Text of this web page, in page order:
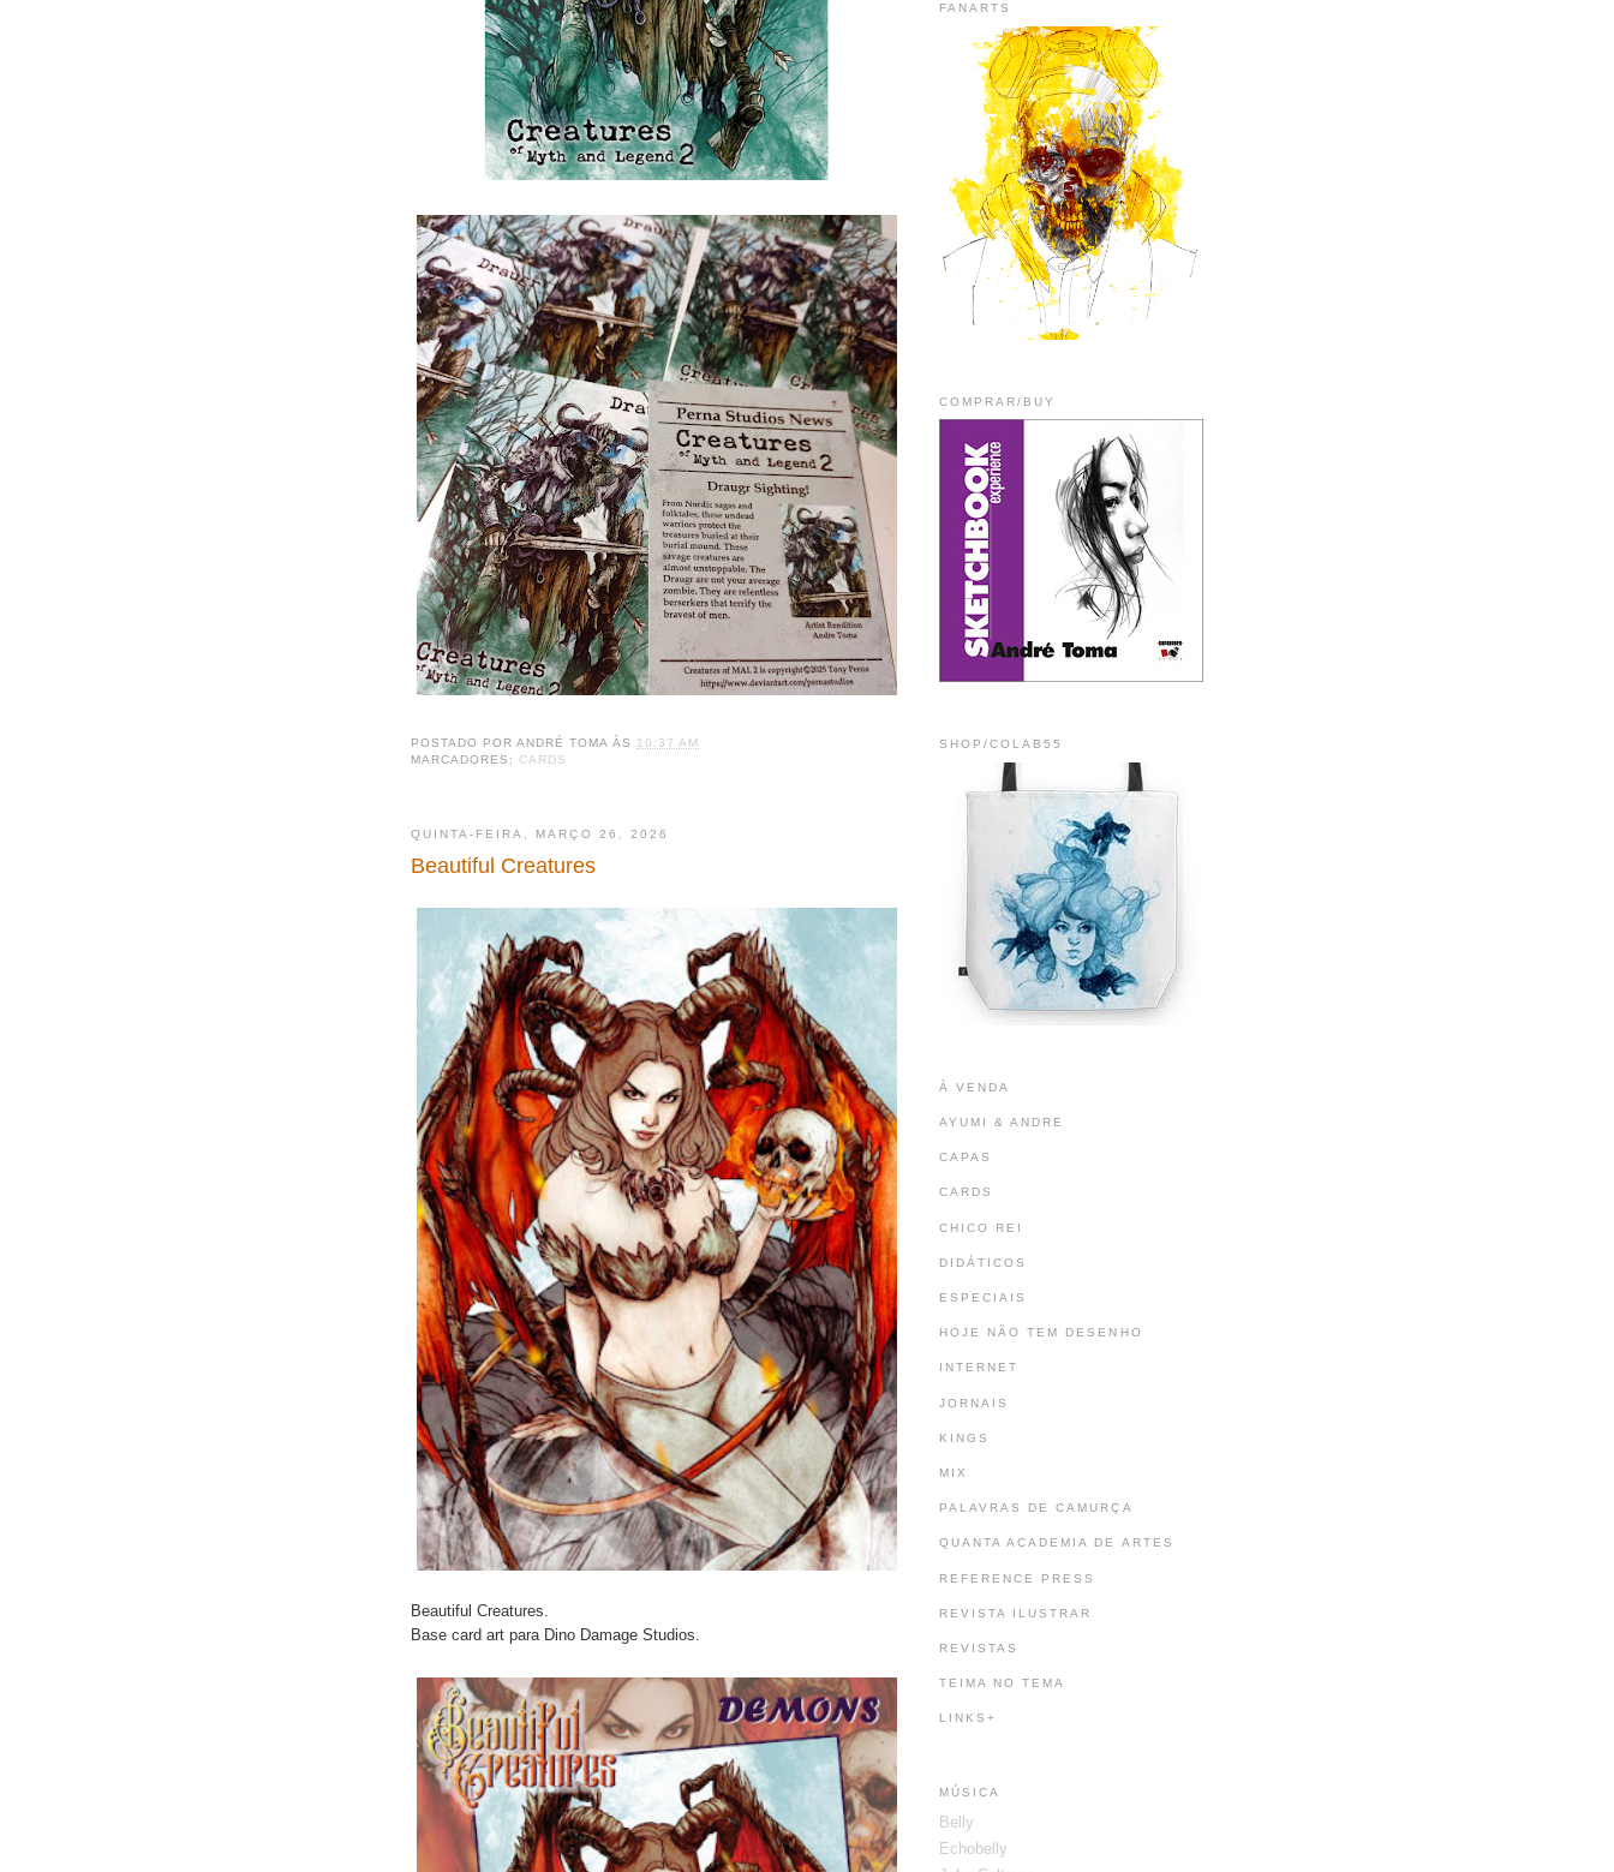
POSTADO PORANDRÉ TOMA ÀS 10:37 AM
MARCADORES: CARDS
QUINTA-FEIRA, MARÇO 26, 2026
Beautiful Creatures
Beautiful Creatures.
Base card art para Dino Damage Studios.
FANARTS
COMPRAR/BUY
SHOP/COLAB55
À VENDA
AYUMI & ANDRE
CAPAS
CARDS
CHICO REI
DIDÁTICOS
ESPECIAIS
HOJE NÃO TEM DESENHO
INTERNET
JORNAIS
KINGS
MIX
PALAVRAS DE CAMURÇA
QUANTA ACADEMIA DE ARTES
REFERENCE PRESS
REVISTA ILUSTRAR
REVISTAS
TEIMA NO TEMA
LINKS+
MÚSICA
Belly
Echobelly